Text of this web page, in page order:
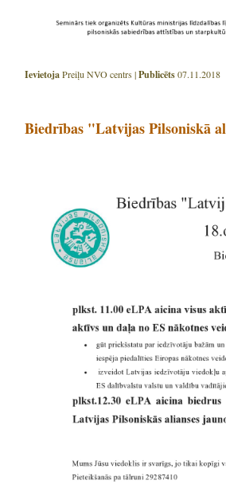
IevietojaPreiļu NVO centrs |Publicēts07.11.2018
Biedrības "Latvijas Pilsoniskā